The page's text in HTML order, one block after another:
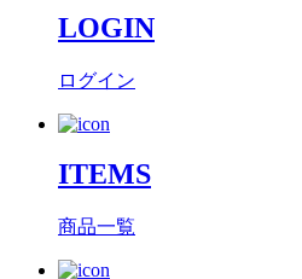
LOGIN
ログイン
ITEMS
商品一覧